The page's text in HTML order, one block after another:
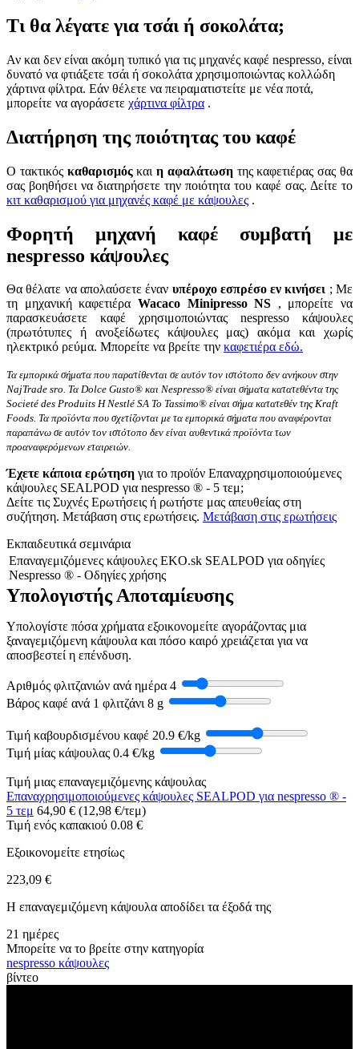
Τι θα λέγατε για τσάι ή σοκολάτα;
Αν και δεν είναι ακόμη τυπικό για τις μηχανές καφέ nespresso, είναι
δυνατό να φτιάξετε τσάι ή σοκολάτα χρησιμοποιώντας κολλώδη
χάρτινα φίλτρα. Εάν θέλετε να πειραματιστείτε με νέα ποτά,
μπορείτε να αγοράσετε χάρτινα φίλτρα .
Διατήρηση της ποιότητας του καφέ
Ο τακτικός καθαρισμόςκαιη αφαλάτωσητης καφετιέρας σας θα
σας βοηθήσει να διατηρήσετε την ποιότητα του καφέ σας. Δείτε το
κιτ καθαρισμού για μηχανές καφέ με κάψουλες .
Φορητή μηχανή καφέ συμβατή με
nespresso κάψουλες
Θα θέλατε να απολαύσετε έναν υπέροχο εσπρέσο εν κινήσει ; Με
τη μηχανική καφετιέρα Wacaco Minipresso NS , μπορείτε να
παρασκευάσετε καφέ χρησιμοποιώντας nespresso κάψουλες
(πρωτότυπες ή ανοξείδωτες κάψουλες μας) ακόμα και χωρίς
ηλεκτρικό ρεύμα. Μπορείτε να βρείτε την καφετιέρα εδώ.
Τα εμπορικά σήματα που παρατίθενται σε αυτόν τον ιστότοπο δεν ανήκουν στην
NajTrade sro. Τα Dolce Gusto® και Nespresso® είναι σήματα κατατεθέντα της
Societé des Produits Η Nestlé SA Το Tassimo® είναι σήμα κατατεθέν της Kraft
Foods. Τα προϊόντα που σχετίζονται με τα εμπορικά σήματα που αναφέρονται
παραπάνω σε αυτόν τον ιστότοπο δεν είναι αυθεντικά προϊόντα των
προαναφερόμενων εταιρειών.
Έχετε κάποια ερώτηση για το προϊόν Επαναχρησιμοποιούμενες
κάψουλες SEALPOD για nespresso ® - 5 τεμ;
Δείτε τις Συχνές Ερωτήσεις ή ρωτήστε μας απευθείας στη
συζήτηση. Μετάβαση στις ερωτήσεις. Μετάβαση στις ερωτήσεις
Εκπαιδευτικά σεμινάρια
Επαναγεμιζόμενες κάψουλες EKO.sk SEALPOD για οδηγίες
Nespresso ® - Οδηγίες χρήσης
Υπολογιστής Αποταμίευσης
Υπολογίστε πόσα χρήματα εξοικονομείτε αγοράζοντας μια
ξαναγεμιζόμενη κάψουλα και πόσο καιρό χρειάζεται για να
αποσβεστεί η επένδυση.
Αριθμός φλιτζανιών ανά ημέρα 4
Βάρος καφέ ανά 1 φλιτζάνι 8 g
Τιμή καβουρδισμένου καφέ 20.9 €/kg
Τιμή μίας κάψουλας 0.4 €/kg
Τιμή μιας επαναγεμιζόμενης κάψουλας
Επαναχρησιμοποιούμενες κάψουλες SEALPOD για nespresso ® -
5 τεμ 64,90 € (12,98 €/τεμ)
Τιμή ενός καπακιού 0.08 €
Εξοικονομείτε ετησίως
223,09 €
Η επαναγεμιζόμενη κάψουλα αποδίδει τα έξοδά της
21 ημέρες
Μπορείτε να το βρείτε στην κατηγορία
nespresso κάψουλες
βίντεο